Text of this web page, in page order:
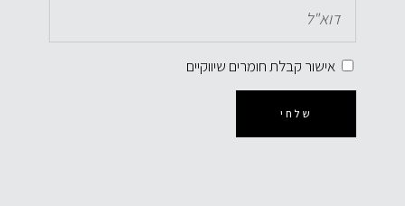
אישור קבלת חומרים שיווקיים
שלחי